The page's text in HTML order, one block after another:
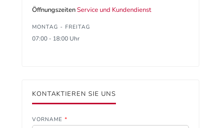
ÖffnungszeitenService und Kundendienst
MONTAG - FREITAG
07:00 - 18:00 Uhr
KONTAKTIEREN SIE UNS
VORNAME *